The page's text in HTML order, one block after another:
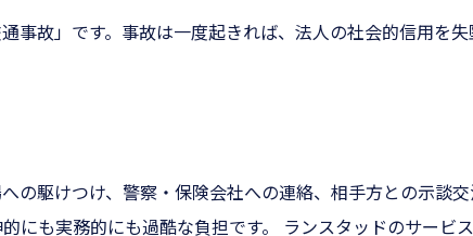
事故」です。事故は一度起きれば、法人の社会的信用を
の駆けつけ、警察・保険会社への連絡、相手方との示談
にも実務的にも過酷な負担です。 ランスタッドのサービ